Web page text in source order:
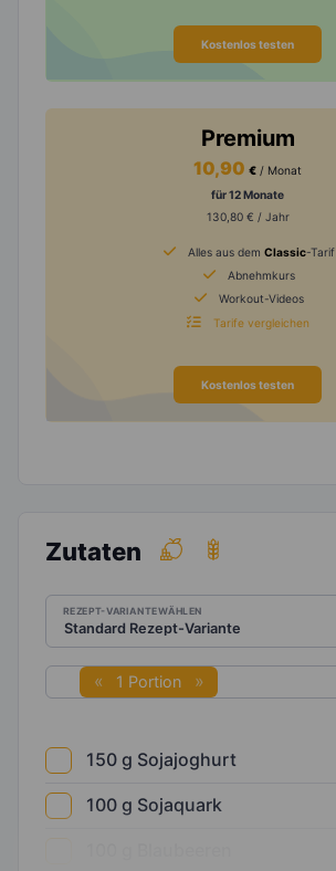
Kostenlos testen
Premium
10,90 € / Monat
für 12 Monate
130,80 € / Jahr
Alles aus dem Classic-Tarif
Abnehmkurs
Workout-Videos
Tarife vergleichen
Kostenlos testen
Zutaten
REZEPT-VARIANTE WÄHLEN
1 Portion
150 g Sojajoghurt
100 g Sojaquark